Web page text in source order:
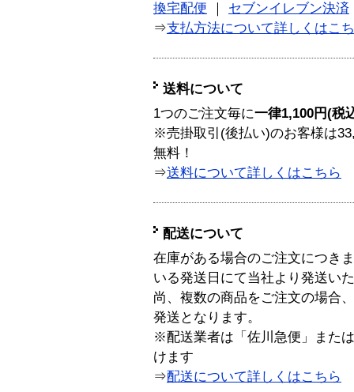
換宅配便
セブンイレブン決済
⇒支払方法について詳しくはこ
送料について
1つのご注文毎に一律1,100円(税
※売掛取引(後払い)のお客様は
無料！
⇒送料について詳しくはこちら
配送について
在庫がある場合のご注文につき
いる発送日にて当社より発送い
尚、複数の商品をご注文の場合
発送となります。
※配送業者は「佐川急便」また
けます
⇒配送について詳しくはこちら